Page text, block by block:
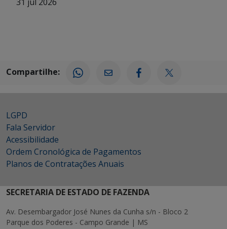
Compartilhe:
LGPD
Fala Servidor
Acessibilidade
Ordem Cronológica de Pagamentos
Planos de Contratações Anuais
SECRETARIA DE ESTADO DE FAZENDA
Av. Desembargador José Nunes da Cunha s/n - Bloco 2
Parque dos Poderes - Campo Grande | MS